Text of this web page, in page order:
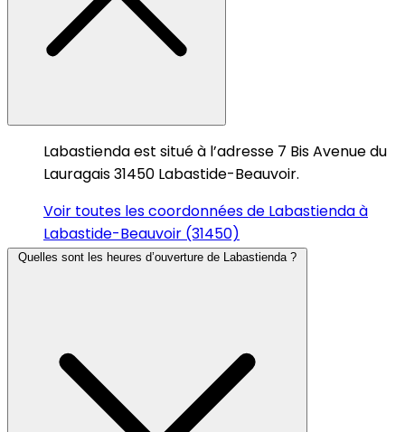
Labastienda est situé à l’adresse 7 Bis Avenue du
Lauragais 31450 Labastide-Beauvoir.
Voir toutes les coordonnées de Labastienda à
Labastide-Beauvoir (31450)
Quelles sont les heures d’ouverture de Labastienda ?